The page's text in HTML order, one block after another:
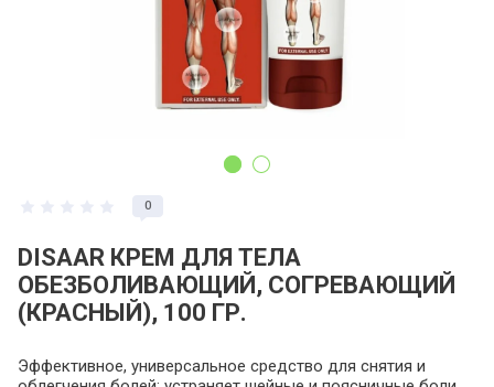
0
DISAAR КРЕМ ДЛЯ ТЕЛА
ОБЕЗБОЛИВАЮЩИЙ, СОГРЕВАЮЩИЙ
(КРАСНЫЙ), 100 ГР.
Эффективное, универсальное средство для снятия и